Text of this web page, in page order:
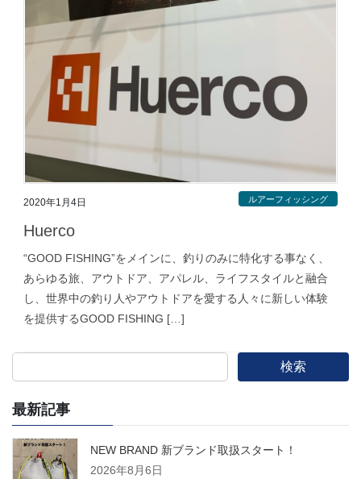
2020年1月4日 ルアーフィッシング
Huerco
“GOOD FISHING”をメインに、釣りのみに特化する事なく、
あらゆる旅、アウトドア、アパレル、ライフスタイルと融合
し、世界中の釣り人やアウトドアを愛する人々に新しい体験
を提供するGOOD FISHING […]
検索
最新記事
NEW BRAND 新ブランド取扱スタート！
2026年8月6日